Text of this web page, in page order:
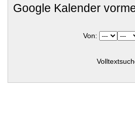
Google Kalender
Von: